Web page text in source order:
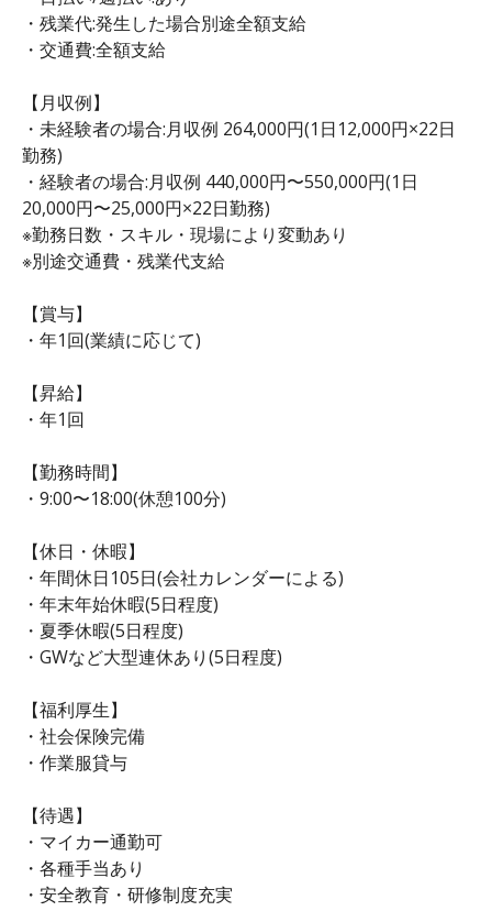
・残業代:発生した場合別途全額支給
・交通費:全額支給
【月収例】
・未経験者の場合:月収例 264,000円(1日12,000円×22日
勤務)
・経験者の場合:月収例 440,000円〜550,000円(1日
20,000円〜25,000円×22日勤務)
※勤務日数・スキル・現場により変動あり
※別途交通費・残業代支給
【賞与】
・年1回(業績に応じて)
【昇給】
・年1回
【勤務時間】
・9:00〜18:00(休憩100分)
【休日・休暇】
・年間休日105日(会社カレンダーによる)
・年末年始休暇(5日程度)
・夏季休暇(5日程度)
・GWなど大型連休あり(5日程度)
【福利厚生】
・社会保険完備
・作業服貸与
【待遇】
・マイカー通勤可
・各種手当あり
・安全教育・研修制度充実